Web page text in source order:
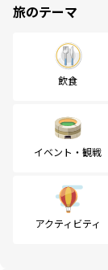
旅のテーマ
飲食
イベント・観戦
アクティビティ